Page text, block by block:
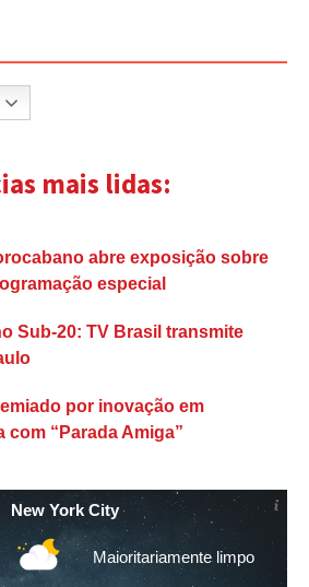
mais lidas:
abre exposição sobre
especial
Sub-20: TV Brasil transmite
por inovação em
“Parada Amiga”
New York City
Maioritariamente limpo